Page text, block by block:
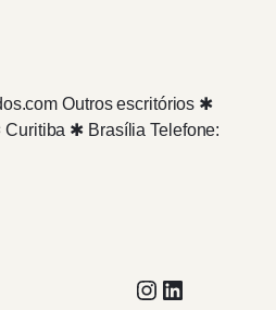
Outros escritórios ✱
Curitiba ✱ Brasília Telefone:
Instagram
LinkedIn